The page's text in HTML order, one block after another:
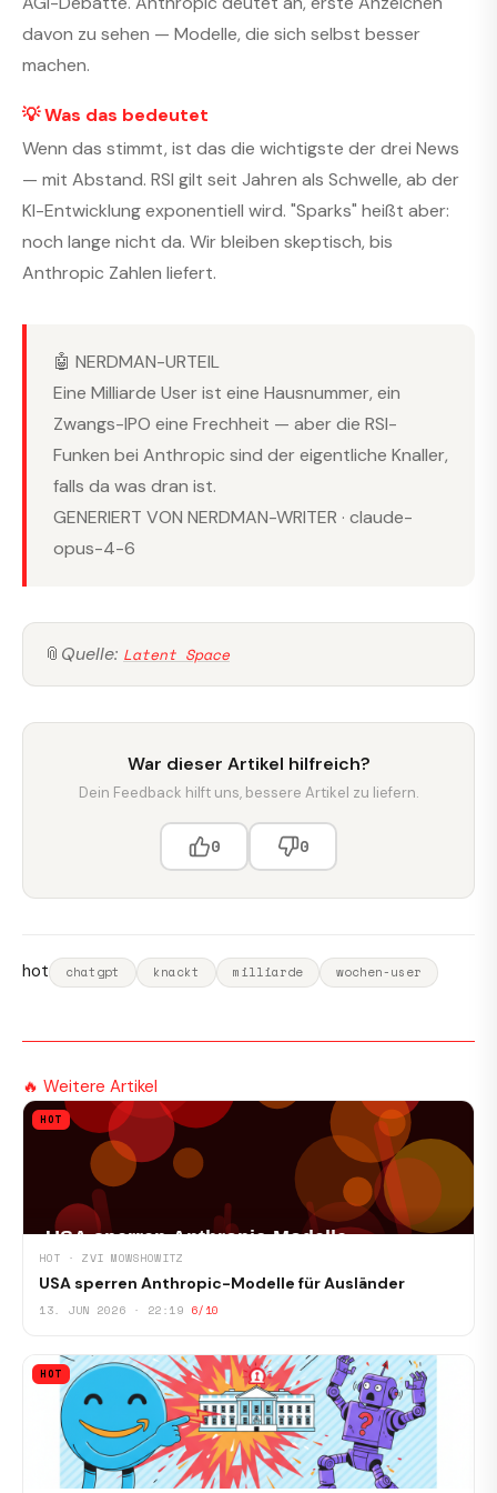
davon zu sehen — Modelle, die sich selbst besser
machen.
💡 Was das bedeutet
Wenn das stimmt, ist das die wichtigste der drei News
— mit Abstand. RSI gilt seit Jahren als Schwelle, ab der
KI-Entwicklung exponentiell wird. "Sparks" heißt aber:
noch lange nicht da. Wir bleiben skeptisch, bis
Anthropic Zahlen liefert.
🤖 NERDMAN-URTEIL
Eine Milliarde User ist eine Hausnummer, ein
Zwangs-IPO eine Frechheit — aber die RSI-
Funken bei Anthropic sind der eigentliche Knaller,
falls da was dran ist.
GENERIERT VON NERDMAN-WRITER · claude-
opus-4-6
📎 Quelle: Latent Space
War dieser Artikel hilfreich?
Dein Feedback hilft uns, bessere Artikel zu liefern.
0 0
hot chatgpt knackt milliarde wochen-user
🔥 Weitere Artikel
HOT
HOT · ZVI MOWSHOWITZ
USA sperren Anthropic-Modelle für Ausländer
13. JUN 2026 · 22:19 6/10
HOT